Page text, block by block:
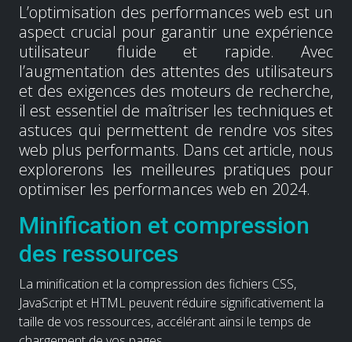
L’optimisation des performances web est un
aspect crucial pour garantir une expérience
utilisateur fluide et rapide. Avec
l’augmentation des attentes des utilisateurs
et des exigences des moteurs de recherche,
il est essentiel de maîtriser les techniques et
astuces qui permettent de rendre vos sites
web plus performants. Dans cet article, nous
explorerons les meilleures pratiques pour
optimiser les performances web en 2024.
Minification et compression
des ressources
La minification et la compression des fichiers CSS,
JavaScript et HTML peuvent réduire significativement la
taille de vos ressources, accélérant ainsi le temps de